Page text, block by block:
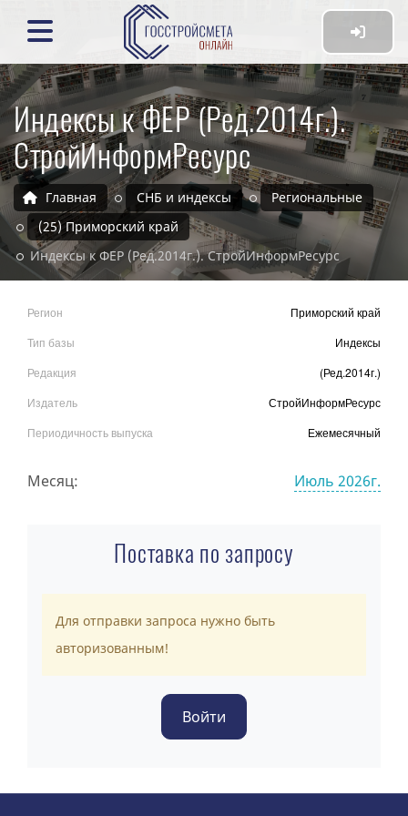
Индексы к ФЕР (Ред.2014г.).
СтройИнформРесурс
Главная СНБ и индексы
Региональные
(25) Приморский край
Индексы к ФЕР (Ред.2014г.). СтройИнформРесурс
Регион
Приморский край
Тип базы
Индексы
Редакция
(Ред.2014г.)
Издатель
СтройИнформРесурс
Периодичность выпуска
Ежемесячный
Месяц: Июль 2026г.
Поставка по запросу
Для отправки запроса нужно быть
авторизованным!